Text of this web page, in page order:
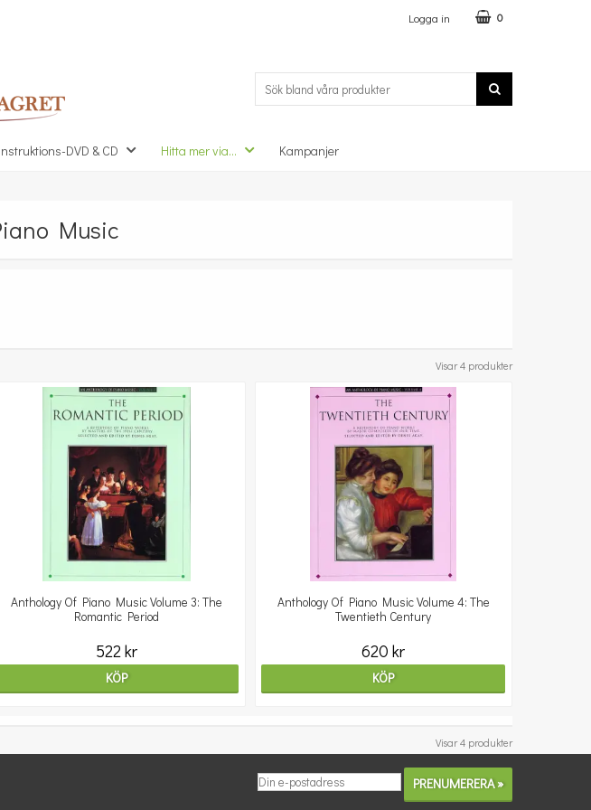
Logga in 0
DVD & CD Hitta mer via... Kampanjer
Music
Visar 4 produkter
Anthology Of Piano Music Volume 3: The
Romantic Period
522 kr
KÖP
Anthology Of Piano Music Volume 4: The
Twentieth Century
620 kr
KÖP
Visar 4 produkter